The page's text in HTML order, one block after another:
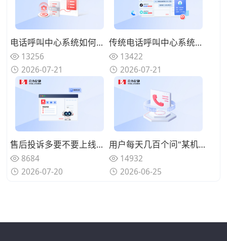
电话呼叫中心系统如何实现来电智能分配？路由策略优化坐席资源调配
13256
2026-07-21
传统电话呼叫中心系统面临哪些挑战？数字化转型的迫切性与路径
13422
2026-07-21
售后投诉多要不要上线呼叫中心系统？规范来电处理标准
8684
2026-07-20
用户每天几百个问"某机型回收多少钱"、人工查型号报价慢还漏单？用智能电话呼叫中心系统自动识别型号并实时报价
14932
2026-06-25